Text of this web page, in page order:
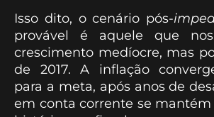
Isso dito, o cenário pós-
provável é aquele que
crescimento medíocre, mas
de 2017. A inflação
para a meta, após anos de
em conta corrente se